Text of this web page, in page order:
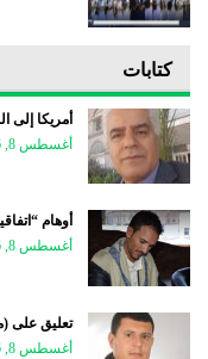
كتابات
أمريكا إلى
أغسطس 8, 2026
أوهام
أغسطس 8, 2026
تعليق على
أغسطس 8, 2026